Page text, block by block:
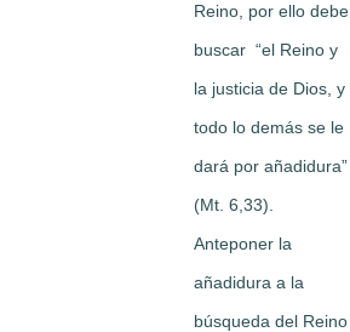
Reino, por ello debe
buscar “el Reino y
la justicia de Dios, y
todo lo demás se le
dará por añadidura”
(Mt. 6,33).
Anteponer la
añadidura a la
búsqueda del Reino